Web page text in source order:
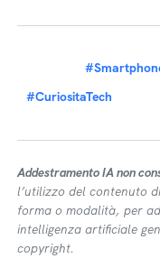
#CuriositaTech
Addestramento IA non
l’utilizzo del contenuto
forma o modalità, per
intelligenza artificiale
copyright.